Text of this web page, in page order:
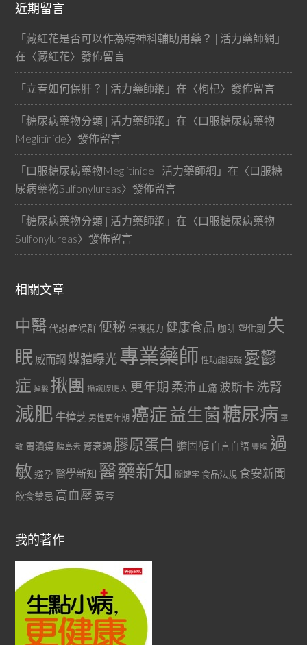
近期留言
「藏紅花是否可以作為精神科輔助用藥？ | 活力藥師網 」
在〈藏紅花〉發佈留言
「立春如何保肝？ | 活力藥師網 」在〈枸杞〉發佈留言
「糖尿病藥物分類 | 活力藥師網 」在〈口服糖尿病藥物
Meglitinide〉發佈留言
「口服糖尿病藥物Meglitinide | 活力藥師網 」在〈口服糖
尿病藥物Sulfonylureas〉發佈留言
「糖尿病藥物分類 | 活力藥師網 」在〈口服糖尿病藥物
Sulfonylureas〉發佈留言
相關文章
中醫代謝症候群 便秘 保護視力 健康食品 咖啡 塑化劑 失
眠 威而鋼 媒體曝光專業藥師 性功能障礙 憂鬱
症 掉髮 揪團 攝護腺肥大 更年期 柔沛 止痛 波斯卡 洗腎
減肥 牛樟芝 男性更年期 癌症益生菌 糖尿病 罩
敏 胃潰瘍 胰島素 腎衰竭 膠原蛋白 膽固醇 自言自語 豐胸 過
敏 避孕 醫學新知 醫藥新知 關鍵字 食品法規 食安新聞
飲食禁忌 高血壓 黃芩
我的著作